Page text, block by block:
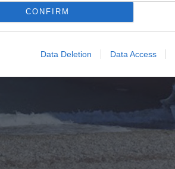
CONFIRM
Data Deletion Data Access